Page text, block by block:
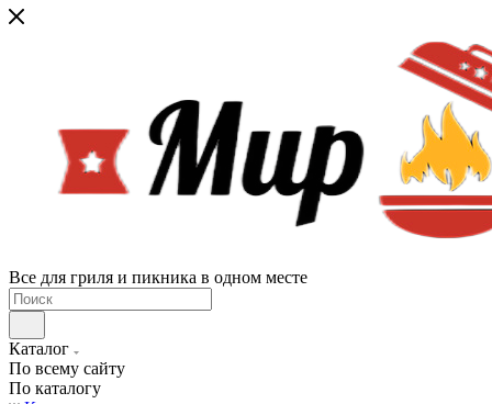
Все для гриля и пикника в одном месте
Каталог
По всему сайту
По каталогу